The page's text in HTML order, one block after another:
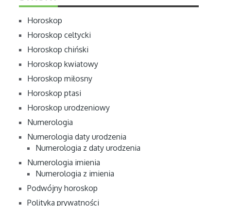
Horoskop
Horoskop celtycki
Horoskop chiński
Horoskop kwiatowy
Horoskop miłosny
Horoskop ptasi
Horoskop urodzeniowy
Numerologia
Numerologia daty urodzenia
Numerologia z daty urodzenia
Numerologia imienia
Numerologia z imienia
Podwójny horoskop
Polityka prywatności